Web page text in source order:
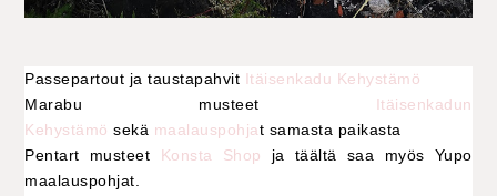
Passepartout ja taustapahvit Itäisenkadu Kehystämö
Marabu musteet Itäisenkadun
Kehystämö sekä maalauspohjat samasta paikasta
Pentart musteet
Konsta Shop
ja täältä saa myös Yupo
maalauspohjat.